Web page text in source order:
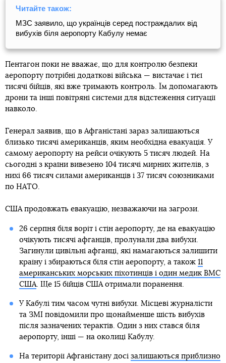
Читайте також:
МЗС заявило, що українців серед постраждалих від
вибухів біля аеропорту Кабулу немає
Пентагон поки не вважає, що для контролю безпеки
аеропорту потрібні додаткові війська — вистачає і тієї
тисячі бійців, які вже тримають контроль. Їм допомагають
дрони та інші повітряні системи для відстеження ситуації
навколо.
Генерал заявив, що в Афганістані зараз залишаються
близько тисячі американців, яким необхідна евакуація. У
самому аеропорту на рейси очікують 5 тисяч людей. На
сьогодні з країни вивезено 104 тисячі мирних жителів, з
нихі 66 тисяч силами американців і 37 тисяч союзниками
по НАТО.
США продовжать евакуацію, незважаючи на загрози.
26 серпня біля воріт і стін аеропорту, де на евакуацію
очікують тисячі афганців, пролунали два вибухи.
Загинули цивільні афганці, які намагаються залишити
країну і збираються біля стін аеропорту, а також 11
американських морських піхотинців і один медик ВМС
США. Ще 15 бійців США отримали поранення.
У Кабулі тим часом чутні вибухи. Місцеві журналісти
та ЗМІ повідомили про щонайменше шість вибухів
після зазначених терактів. Один з них стався біля
аеропорту, інші — на околиці Кабулу.
На території Афганістану досі залишаються приблизно